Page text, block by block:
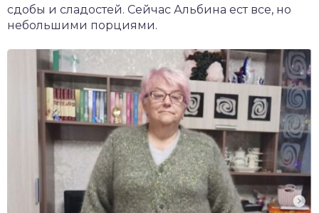
сдобы и сладостей. Сейчас Альбина ест все, но
небольшими порциями.